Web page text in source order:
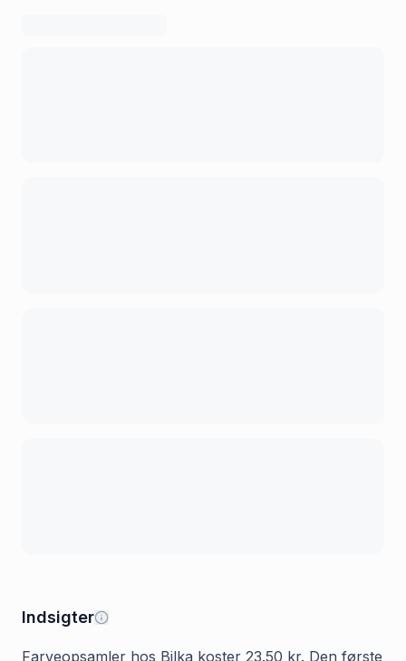
Indsigter
Farveopsamler hos Bilka koster 23.50 kr. Den første